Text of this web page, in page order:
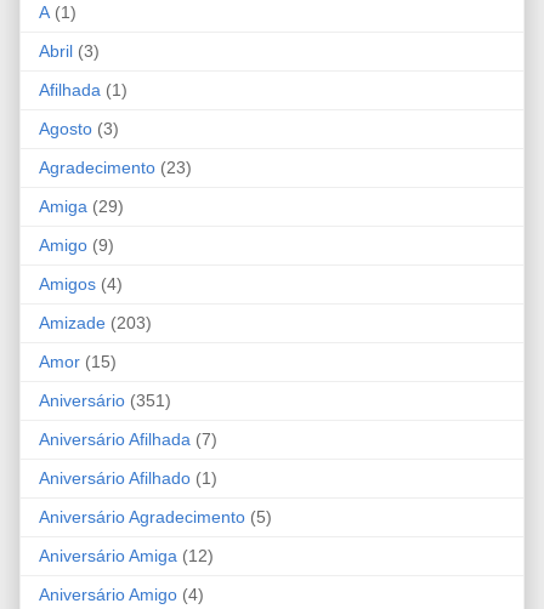
A (1)
Abril (3)
Afilhada (1)
Agosto (3)
Agradecimento (23)
Amiga (29)
Amigo (9)
Amigos (4)
Amizade (203)
Amor (15)
Aniversário (351)
Aniversário Afilhada (7)
Aniversário Afilhado (1)
Aniversário Agradecimento (5)
Aniversário Amiga (12)
Aniversário Amigo (4)